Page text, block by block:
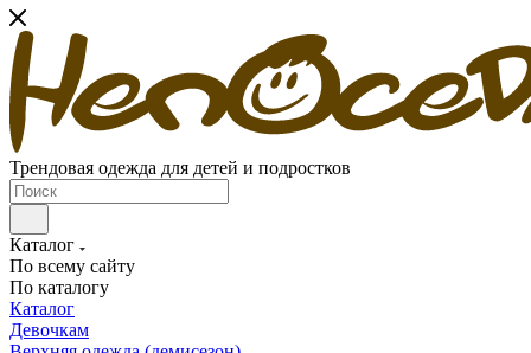
Трендовая одежда для детей и подростков
Каталог
По всему сайту
По каталогу
Каталог
Девочкам